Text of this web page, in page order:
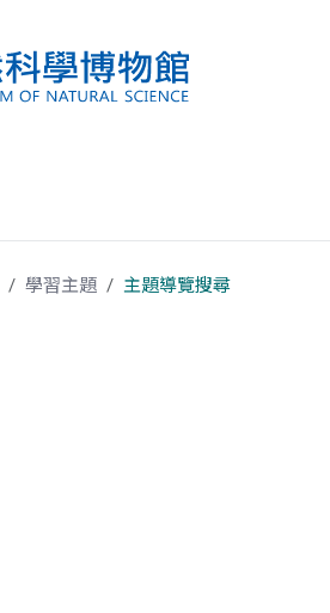
學習主題 主題導覽搜尋